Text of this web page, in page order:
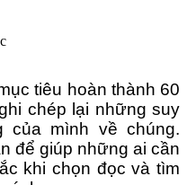
tiêu hoàn thành 60
chép lại những suy
mình về chúng.
để giúp những ai cần
khi chọn đọc và tìm